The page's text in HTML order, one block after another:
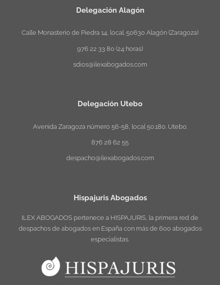
Delegación Alagón
Calle Monasterio de Piedra 14, local. 50630 Alagón (Zaragoza)
976 22 33 80 (24 horas)
sdios@ilexabogados.com
Delegación Utebo
Avenida Zaragoza número 56-58, local 50.180. Utebo.
876 28 62 55
despacho@ilexabogados.com
Hispajuris Abogados
ILEX ABOGADOS pertenece a HISPAJURIS, la primera red de
despachos de abogados en España con más de 600 abogados
especialistas.